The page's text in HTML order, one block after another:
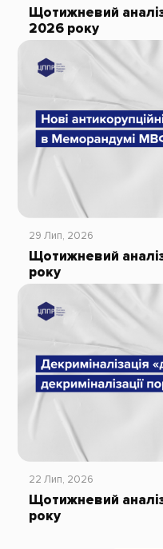
Щотижневий
2026 року
29 Лип, 2026
Щотижневий
року
22 Лип, 2026
Щотижневий
року